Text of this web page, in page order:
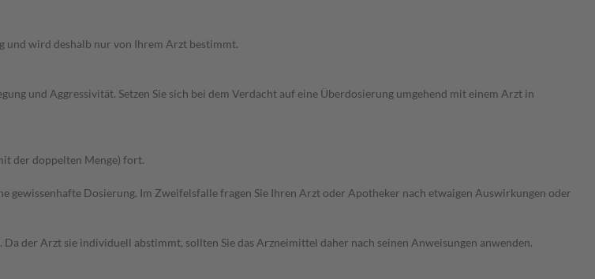
und wird deshalb nur von Ihrem Arzt bestimmt.
und Aggressivität. Setzen Sie sich bei dem Verdacht auf eine Überdosierung umgehend mit einem Arzt in
der doppelten Menge) fort.
gewissenhafte Dosierung. Im Zweifelsfalle fragen Sie Ihren Arzt oder Apotheker nach etwaigen Auswirkungen oder
der Arzt sie individuell abstimmt, sollten Sie das Arzneimittel daher nach seinen Anweisungen anwenden.